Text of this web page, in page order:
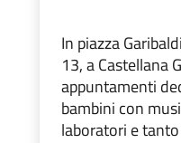
In piazza
13, a Castellana
appuntamenti
bambini con
laboratori e